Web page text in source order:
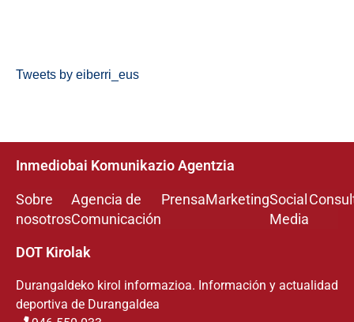
Tweets by eiberri_eus
Inmediobai Komunikazio Agentzia
Sobre
nosotros
Agencia de
Comunicación
PrensaMarketingSocial
Media
DOT Kirolak
Durangaldeko kirol informazioa. Información y actualidad
deportiva de Durangaldea